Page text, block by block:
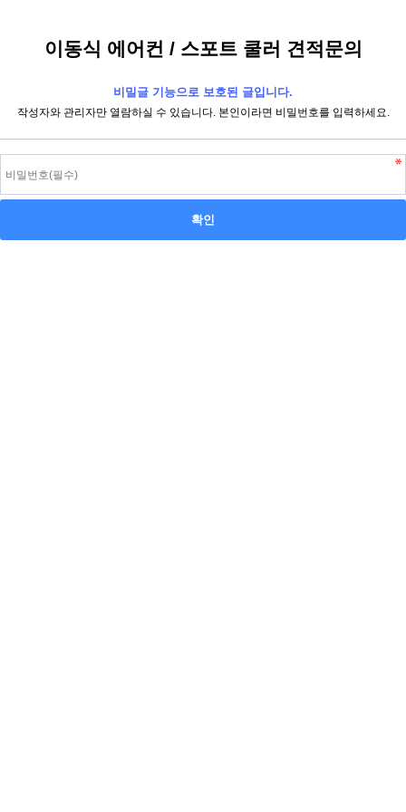
이동식 에어컨 / 스포트 쿨러 견적문의
비밀글 기능으로 보호된 글입니다.
작성자와 관리자만 열람하실 수 있습니다. 본인이라면 비밀번호를 입력하세요.